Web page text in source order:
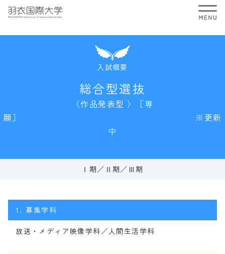
入試概要
総合型選抜
〈作品発表型 〉［専
願］ ※更新
中
Ⅰ期 Ⅱ期 Ⅲ期
1. 募集学科
放送・メディア映像学科／人間生活学科